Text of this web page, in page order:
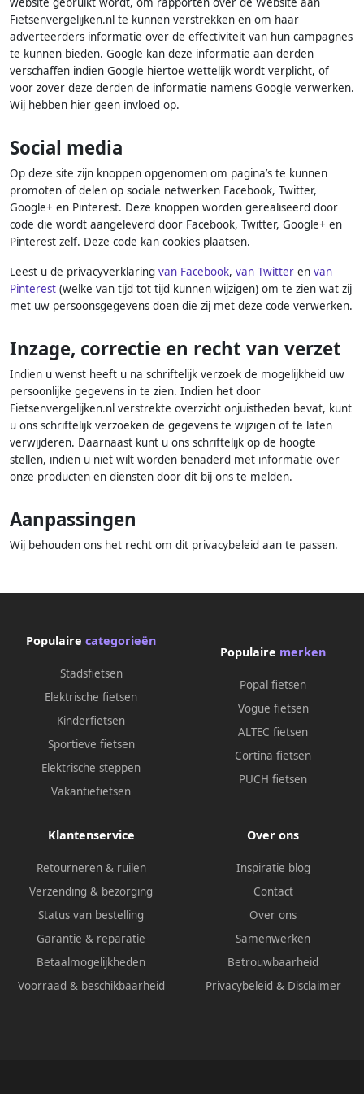
Fietsenvergelijken.nl te kunnen verstrekken en om haar
adverteerders informatie over de effectiviteit van hun campagnes
te kunnen bieden. Google kan deze informatie aan derden
verschaffen indien Google hiertoe wettelijk wordt verplicht, of
voor zover deze derden de informatie namens Google verwerken.
Wij hebben hier geen invloed op.
Social media
Op deze site zijn knoppen opgenomen om pagina’s te kunnen
promoten of delen op sociale netwerken Facebook, Twitter,
Google+ en Pinterest. Deze knoppen worden gerealiseerd door
code die wordt aangeleverd door Facebook, Twitter, Google+ en
Pinterest zelf. Deze code kan cookies plaatsen.
Leest u de privacyverklaring van Facebook, van Twitter en van
Pinterest (welke van tijd tot tijd kunnen wijzigen) om te zien wat zij
met uw persoonsgegevens doen die zij met deze code verwerken.
Inzage, correctie en recht van verzet
Indien u wenst heeft u na schriftelijk verzoek de mogelijkheid uw
persoonlijke gegevens in te zien. Indien het door
Fietsenvergelijken.nl verstrekte overzicht onjuistheden bevat, kunt
u ons schriftelijk verzoeken de gegevens te wijzigen of te laten
verwijderen. Daarnaast kunt u ons schriftelijk op de hoogte
stellen, indien u niet wilt worden benaderd met informatie over
onze producten en diensten door dit bij ons te melden.
Aanpassingen
Wij behouden ons het recht om dit privacybeleid aan te passen.
Populaire categorieën
Stadsfietsen
Elektrische fietsen
Kinderfietsen
Sportieve fietsen
Elektrische steppen
Vakantiefietsen
Populaire merken
Popal fietsen
Vogue fietsen
ALTEC fietsen
Cortina fietsen
PUCH fietsen
Klantenservice
Retourneren & ruilen
Verzending & bezorging
Status van bestelling
Garantie & reparatie
Betaalmogelijkheden
Voorraad & beschikbaarheid
Over ons
Inspiratie blog
Contact
Over ons
Samenwerken
Betrouwbaarheid
Privacybeleid & Disclaimer